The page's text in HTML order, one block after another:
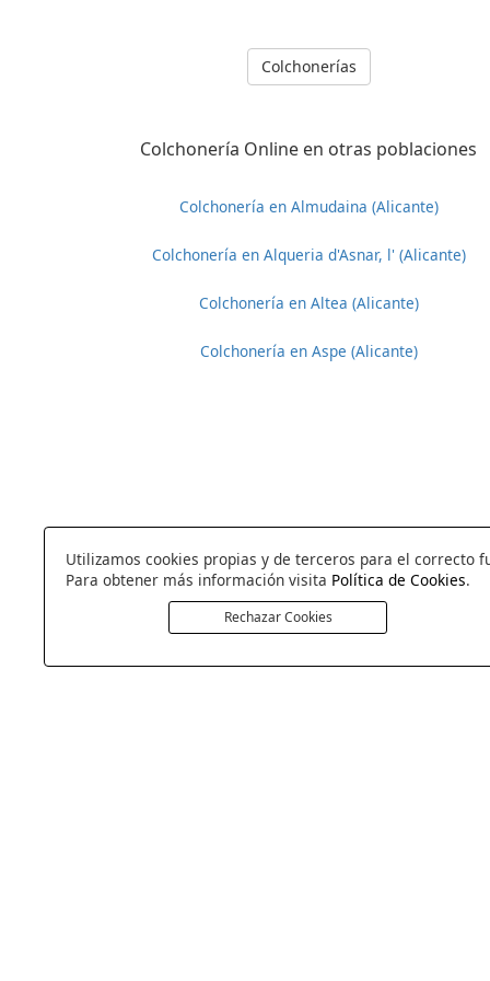
Colchonerías
Colchonería Online en otras poblaciones
Colchonería en Almudaina (Alicante)
Colchonería en Alqueria d'Asnar, l' (Alicante)
Colchonería en Altea (Alicante)
Colchonería en Aspe (Alicante)
Utilizamos cookies propias y de terceros para el correcto
Para obtener más información visita Política de Cookies.
Rechazar Cookies